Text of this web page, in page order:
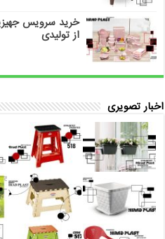
خرید سرویس
از تولیدی
اخبار تصویری